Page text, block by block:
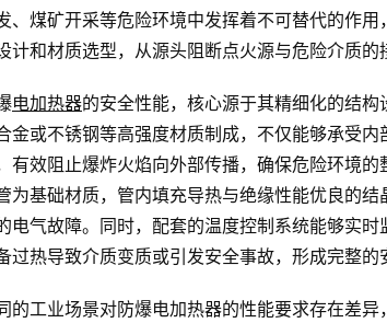
、煤矿开采等危险环境中发挥着不可替代的作
计和材质选型，从源头阻断点火源与危险介质的
电加热器的安全性能，核心源于其精细化的结
金或不锈钢等高强度材质制成，不仅能够承受
有效阻止爆炸火焰向外部传播，确保危险环境
为基础材质，管内填充导热与绝缘性能优良的
电气故障。同时，配套的温度控制系统能够实
过热导致介质变质或引发安全事故，形成完整的
的工业场景对防爆电加热器的性能要求存在差